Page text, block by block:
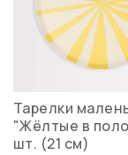
Тарелки
"Жёлтые в
шт. (21 см)